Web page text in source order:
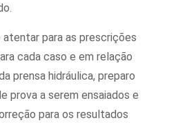
atentar para as prescrições
cada caso e em relação
prensa hidráulica, preparo
prova a serem ensaiados e
para os resultados